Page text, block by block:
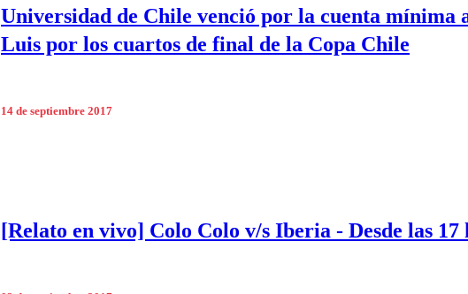
Universidad de Chile venció por la cuenta mínima
Luis por los cuartos de final de la Copa Chile
14 de septiembre 2017
[Relato en vivo] Colo Colo v/s Iberia - Desde las 17